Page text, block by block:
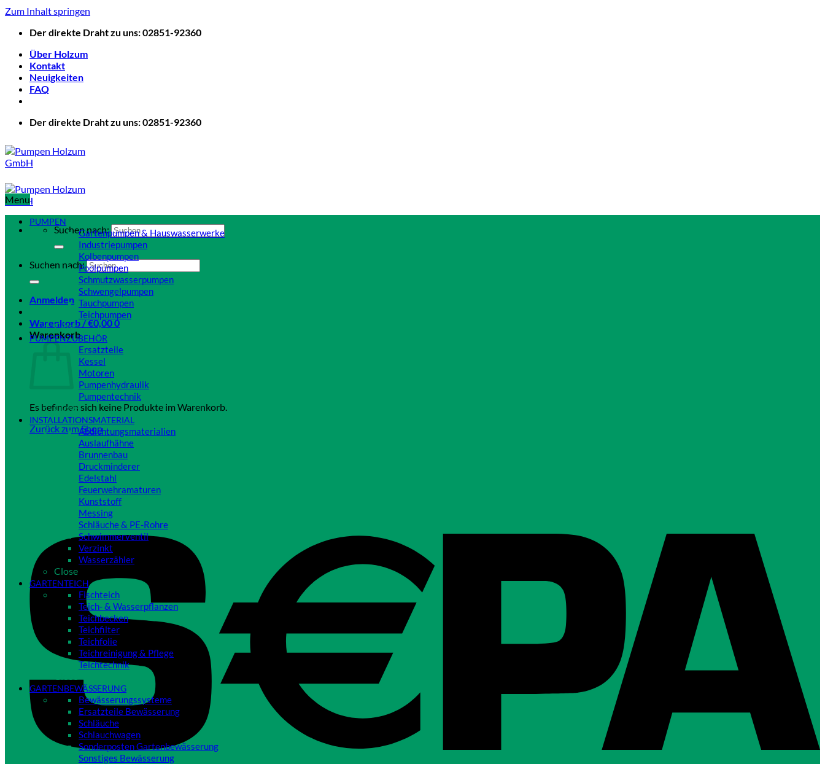
Zum Inhalt springen
Der direkte Draht zu uns: 02851-92360
Über Holzum
Kontakt
Neuigkeiten
FAQ
Der direkte Draht zu uns: 02851-92360
Suchen nach:
Suchen nach:
Anmelden
Warenkorb /€0,000
Warenkorb
Es befinden sich keine Produkte im Warenkorb.
Zurück zum Shop
Menu
PUMPEN
Gartenpumpen & Hauswasserwerke
Industriepumpen
Kolbenpumpen
Poolpumpen
Schmutzwasserpumpen
Schwengelpumpen
Tauchpumpen
Teichpumpen
Close
PUMPENZUBEHÖR
Ersatzteile
Kessel
Motoren
Pumpenhydraulik
Pumpentechnik
Close
INSTALLATIONSMATERIAL
Abdichtungsmaterialien
Auslaufhähne
Brunnenbau
Druckminderer
Edelstahl
Feuerwehramaturen
Kunststoff
Messing
Schläuche & PE-Rohre
Schwimmerventil
Verzinkt
Wasserzähler
Close
GARTENTEICH
Fischteich
Teich- & Wasserpflanzen
Teichbecken
Teichfilter
Teichfolie
Teichreinigung & Pflege
Teichtechnik
GARTENBEWÄSSERUNG
Bewässerungssysteme
Ersatzteile Bewässerung
Schläuche
Schlauchwagen
Sonderposten Gartenbewässerung
Sonstiges Bewässerung